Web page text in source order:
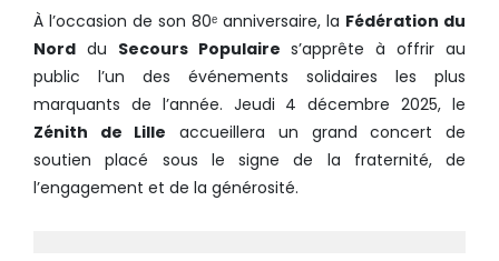
À l’occasion de son 80ᵉ anniversaire, la Fédération du
Nord du Secours Populaire s’apprête à offrir au
public l’un des événements solidaires les plus
marquants de l’année. Jeudi 4 décembre 2025, le
Zénith de Lille accueillera un grand concert de
soutien placé sous le signe de la fraternité, de
l’engagement et de la générosité.